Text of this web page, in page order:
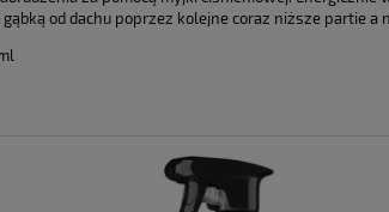
gąbką od dachu poprzez kolejne coraz niższe partie